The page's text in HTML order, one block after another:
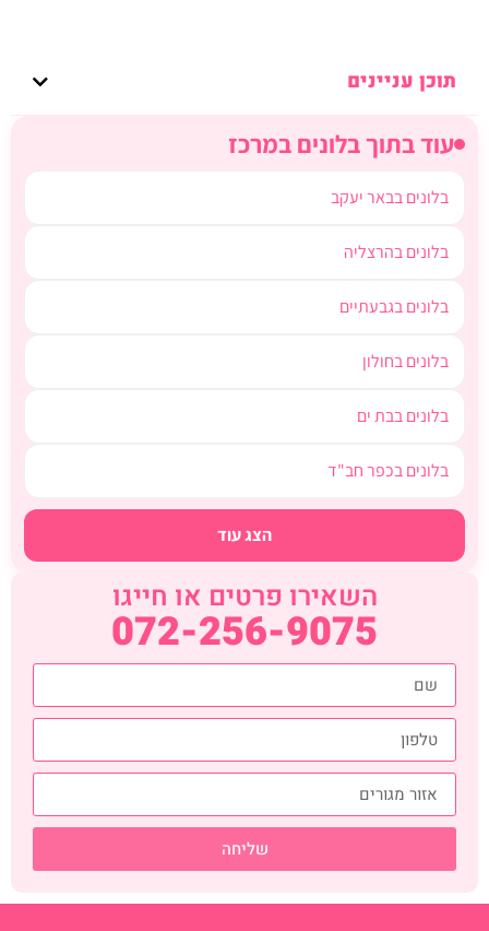
תוכן עניינים
עוד בתוך בלונים במרכז
בלונים בבאר יעקב
בלונים בהרצליה
בלונים בגבעתיים
בלונים בחולון
בלונים בבת ים
בלונים בכפר חב"ד
הצג עוד
השאירו פרטים או חייגו
072-256-9075
שליחה